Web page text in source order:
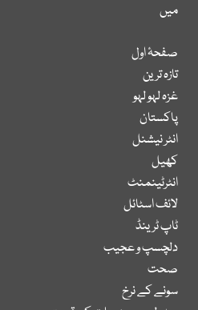
میں
صفحۂ اول
تازہ ترین
غزہ لہو لہو
پاکستان
انٹر نیشنل
کھیل
انٹرٹینمنٹ
لائف اسٹائل
ٹاپ ٹرینڈ
دلچسپ و عجیب
صحت
سونے کے نرخ